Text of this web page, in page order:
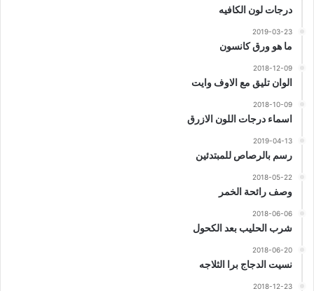
درجات لون الكافيه
2019-03-23
ما هو ورق كانسون
2018-12-09
الوان تليق مع الاوف وايت
2018-10-09
اسماء درجات اللون الازرق
2019-04-13
رسم بالرصاص للمبتدئين
2018-05-22
وصف رائحة الخمر
2018-06-06
شرب الحليب بعد الكحول
2018-06-20
نسيت الدجاج برا الثلاجه
2018-12-23